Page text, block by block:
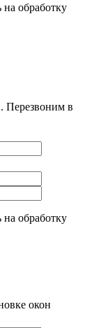
обработку
Перезвоним в
обработку
окон